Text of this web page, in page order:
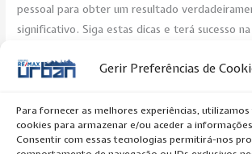
Gerir Preferências de
Para fornecer as melhores experiências,
cookies para armazenar e/ou aceder a
Consentir com essas tecnologias permitirá-nos
pessoal para obter um resultado
significativo. Siga estas dicas e terá sucesso
←Previous Artigo